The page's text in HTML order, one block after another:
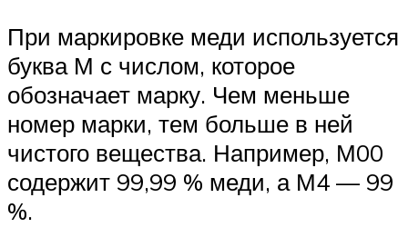
При маркировке меди используется
буква М с числом, которое
обозначает марку. Чем меньше
номер марки, тем больше в ней
чистого вещества. Например, М00
содержит 99,99 % меди, а М4 — 99
%.